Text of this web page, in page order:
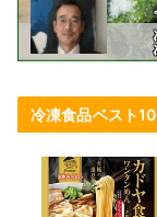
冷凍食品ベスト10